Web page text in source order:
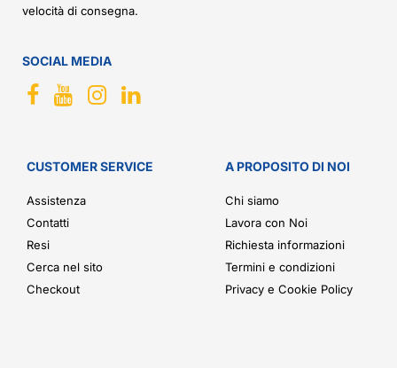
velocità di consegna.
SOCIAL MEDIA
CUSTOMER SERVICE
Assistenza
Contatti
Resi
Cerca nel sito
Checkout
A PROPOSITO DI NOI
Chi siamo
Lavora con Noi
Richiesta informazioni
Termini e condizioni
Privacy e Cookie Policy